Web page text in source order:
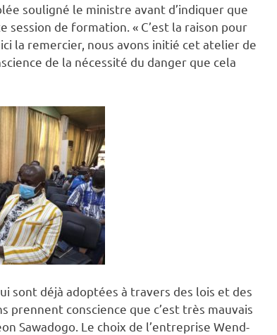
souligné le ministre avant d’indiquer que
session de formation. « C’est la raison pour
la remercier, nous avons initié cet atelier de
de la nécessité du danger que cela
sont déjà adoptées à travers des lois et des
conscience que c’est très mauvais
Sawadogo. Le choix de l’entreprise Wend-